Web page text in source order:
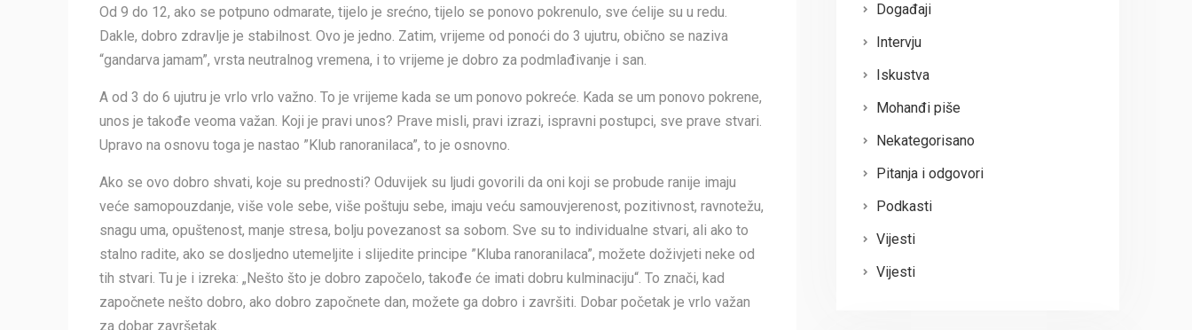
Od 9 do 12, ako se potpuno odmarate, tijelo je srećno, tijelo se ponovo pokrenulo, sve ćelije su u redu.
Dakle, dobro zdravlje je stabilnost. Ovo je jedno. Zatim, vrijeme od ponoći do 3 ujutru, obično se naziva
“gandarva jamam”, vrsta neutralnog vremena, i to vrijeme je dobro za podmlađivanje i san.
A od 3 do 6 ujutru je vrlo vrlo važno. To je vrijeme kada se um ponovo pokreće. Kada se um ponovo pokrene,
unos je takođe veoma važan. Koji je pravi unos? Prave misli, pravi izrazi, ispravni postupci, sve prave stvari.
Upravo na osnovu toga je nastao ”Klub ranoranilaca”, to je osnovno.
Ako se ovo dobro shvati, koje su prednosti? Oduvijek su ljudi govorili da oni koji se probude ranije imaju
veće samopouzdanje, više vole sebe, više poštuju sebe, imaju veću samouvjerenost, pozitivnost, ravnotežu,
snagu uma, opuštenost, manje stresa, bolju povezanost sa sobom. Sve su to individualne stvari, ali ako to
stalno radite, ako se dosljedno utemeljite i slijedite principe ”Kluba ranoranilaca”, možete doživjeti neke od
tih stvari. Tu je i izreka: „Nešto što je dobro započelo, takođe će imati dobru kulminaciju“. To znači, kad
započnete nešto dobro, ako dobro započnete dan, možete ga dobro i završiti. Dobar početak je vrlo važan
za dobar završetak.
Događaji
Intervju
Iskustva
Mohanđi piše
Nekategorisano
Pitanja i odgovori
Podkasti
Vijesti
Vijesti